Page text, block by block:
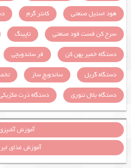
هود استیل صنعتی
کانتر گرم
سرخ کن فست فود صنعتی
تاپینگ
دستگاه خمیر پهن کن
فر ساندویچی
دستگاه گریل
ساندویچ ساز
دستگاه بلال تنوری
دستگاه ذرت
آموزش
آموزش غذای